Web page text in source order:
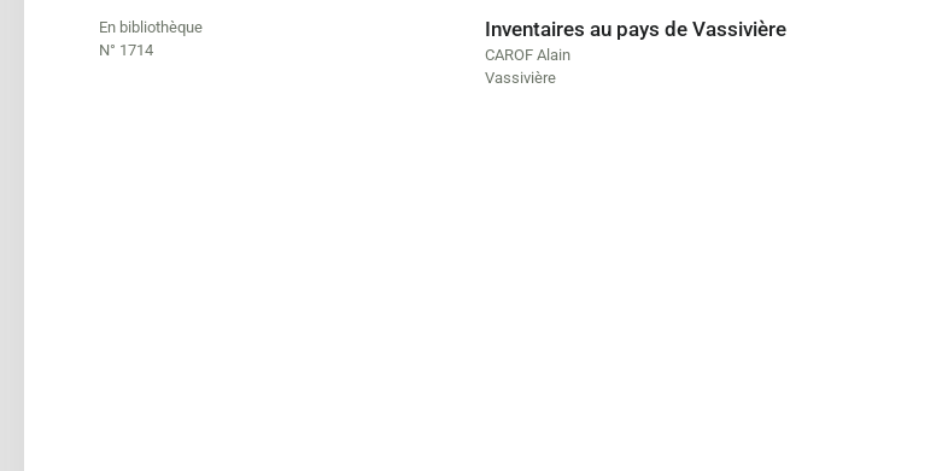
En bibliothèque
N° 1714
Inventaires au pays de Vassivière
CAROF Alain
Vassivière